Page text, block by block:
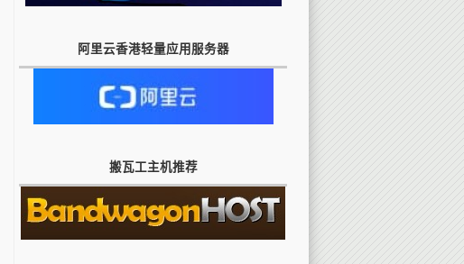
阿里云香港轻量应用服务器
搬瓦工主机推荐